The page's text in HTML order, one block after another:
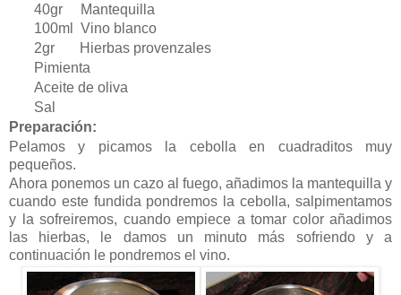
40gr Mantequilla
100ml Vino blanco
2gr Hierbas provenzales
Pimienta
Aceite de oliva
Sal
Preparación:
Pelamos y picamos la cebolla en cuadraditos muy
pequeños.
Ahora ponemos un cazo al fuego, añadimos la mantequilla y
cuando este fundida pondremos la cebolla, salpimentamos
y la sofreiremos, cuando empiece a tomar color añadimos
las hierbas, le damos un minuto más sofriendo y a
continuación le pondremos el vino.